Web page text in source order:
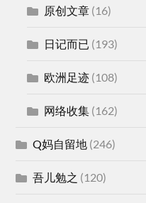
原创文章 (16)
日记而已 (193)
欧洲足迹 (108)
网络收集 (162)
Q妈自留地 (246)
吾儿勉之 (120)